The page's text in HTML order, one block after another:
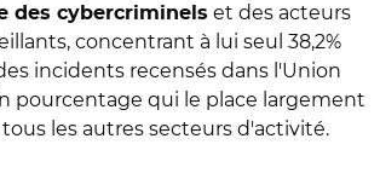
des cybercriminels et des acteurs
concentrant à lui seul 38,2%
incidents recensés dans l'Union
pourcentage qui le place largement
les autres secteurs d'activité.